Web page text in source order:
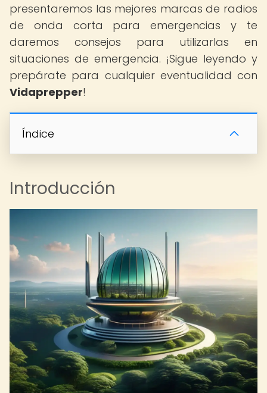
presentaremos las mejores marcas de radios
de onda corta para emergencias y te
daremos consejos para utilizarlas en
situaciones de emergencia. ¡Sigue leyendo y
prepárate para cualquier eventualidad con
Vidaprepper!
Índice
Introducción